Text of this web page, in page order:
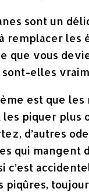
sont un
remplacer
que vous
sont-elles
est que les
piquer plus
d’autres
qui mangent
c’est
piqûres,